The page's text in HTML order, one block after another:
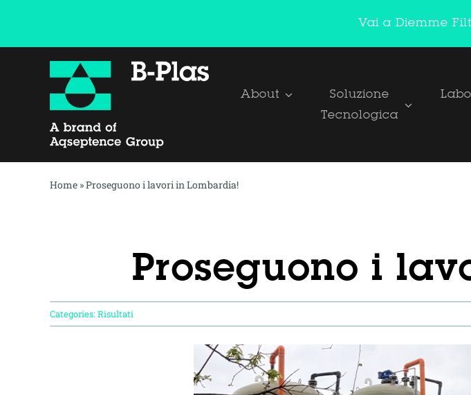
contenuto
Vai a Diemme
About
Soluzione
Tecnologica
Home»Proseguono i lavori in Lombardia!
Proseguono i
Categories:Risultati